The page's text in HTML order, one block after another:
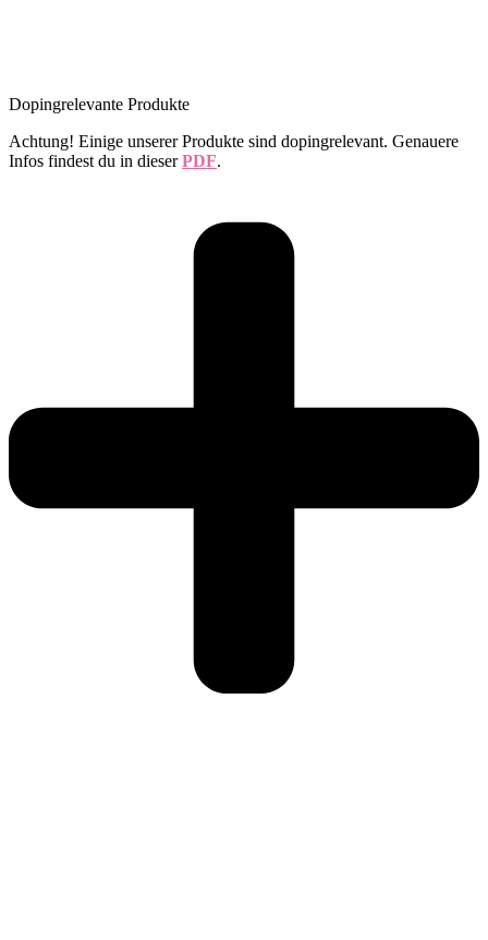
Dopingrelevante Produkte
Achtung! Einige unserer Produkte sind dopingrelevant. Genauere
Infos findest du in dieserPDF.